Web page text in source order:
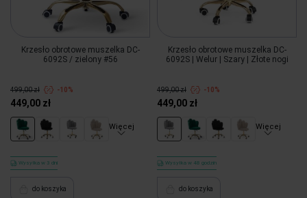
Krzesło obrotowe muszelka DC-
6092S / zielony #56
499,00 zł -10%
449,00 zł
Więcej
Wysyłka w 3 dni
do koszyka
Krzesło obrotowe muszelka DC-
6092S | Welur | Szary | Złote nogi
499,00 zł -10%
449,00 zł
Więcej
Wysyłka w 48 godzin
do koszyka